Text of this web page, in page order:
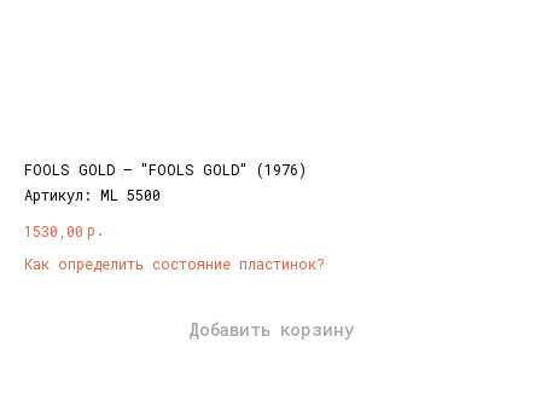
FOOLS GOLD – "FOOLS GOLD" (1976)
Артикул: ML 5500
1530,00 р.
Как определить состояние пластинок?
Добавить корзину